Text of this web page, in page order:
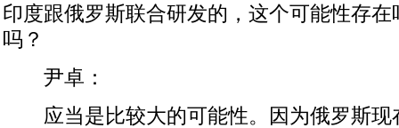
印度跟俄罗斯联合研发的，这个可能性存
吗？
尹卓：
应当是比较大的可能性。因为俄罗斯现